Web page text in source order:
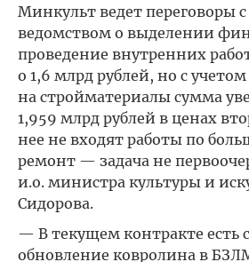
Минкульт ведет переговоры
ведомством о выделении
проведение внутренних
о 1,6 млрд рублей, но с
на стройматериалы сумма
1,959 млрд рублей в ценах
нее не входят работы по
ремонт — задача не
и.о. министра культуры и
Сидорова.
— В текущем контракте есть
обновление ковролина в